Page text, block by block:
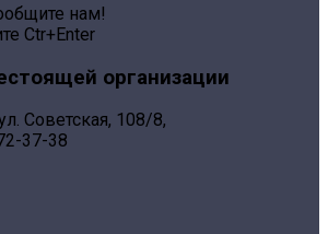
нам!
Ctr+Enter
организации
Советская, 108/8,
37-38